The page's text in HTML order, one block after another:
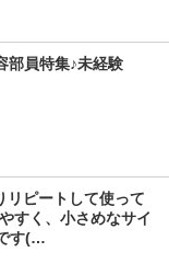
部員特集♪未経験
リピートして使って
すく、小さめなサイ
す(…